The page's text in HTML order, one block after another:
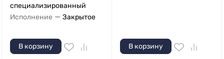
специализированный
Исполнение — Закрытое
В корзину В корзину